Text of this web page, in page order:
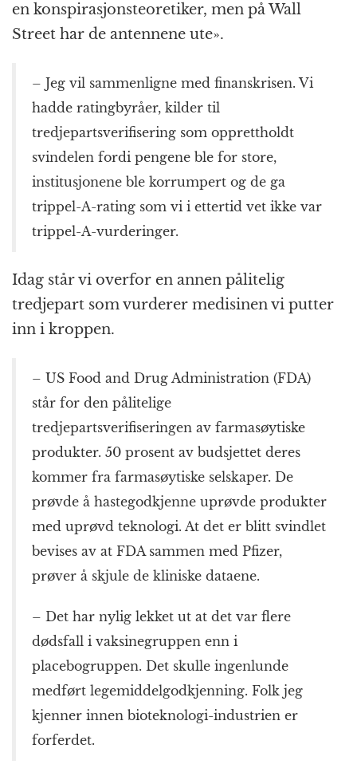
en konspirasjonsteoretiker, men på Wall
Street har de antennene ute».
– Jeg vil sammenligne med finanskrisen. Vi
hadde ratingbyråer, kilder til
tredjepartsverifisering som opprettholdt
svindelen fordi pengene ble for store,
institusjonene ble korrumpert og de ga
trippel-A-rating som vi i ettertid vet ikke var
trippel-A-vurderinger.
Idag står vi overfor en annen pålitelig
tredjepart som vurderer medisinen vi putter
inn i kroppen.
– US Food and Drug Administration (FDA)
står for den pålitelige
tredjepartsverifiseringen av farmasøytiske
produkter. 50 prosent av budsjettet deres
kommer fra farmasøytiske selskaper. De
prøvde å hastegodkjenne uprøvde produkter
med uprøvd teknologi. At det er blitt svindlet
bevises av at FDA sammen med Pfizer,
prøver å skjule de kliniske dataene.
– Det har nylig lekket ut at det var flere
dødsfall i vaksinegruppen enn i
placebogruppen. Det skulle ingenlunde
medført legemiddelgodkjenning. Folk jeg
kjenner innen bioteknologi-industrien er
forferdet.